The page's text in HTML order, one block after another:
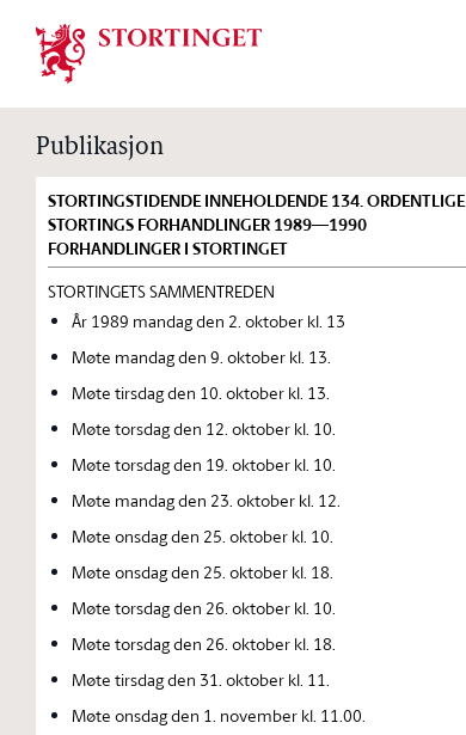
Stortinget.no
Publikasjon
STORTINGSTIDENDE INNEHOLDENDE 134. ORDENTLIGE
STORTINGS FORHANDLINGER 1989—1990
FORHANDLINGER I STORTINGET
STORTINGETS SAMMENTREDEN
År 1989 mandag den 2. oktober kl. 13
Møte mandag den 9. oktober kl. 13.
Møte tirsdag den 10. oktober kl. 13.
Møte torsdag den 12. oktober kl. 10.
Møte torsdag den 19. oktober kl. 10.
Møte mandag den 23. oktober kl. 12.
Møte onsdag den 25. oktober kl. 10.
Møte onsdag den 25. oktober kl. 18.
Møte torsdag den 26. oktober kl. 10.
Møte torsdag den 26. oktober kl. 18.
Møte tirsdag den 31. oktober kl. 11.
Møte onsdag den 1. november kl. 11.00.